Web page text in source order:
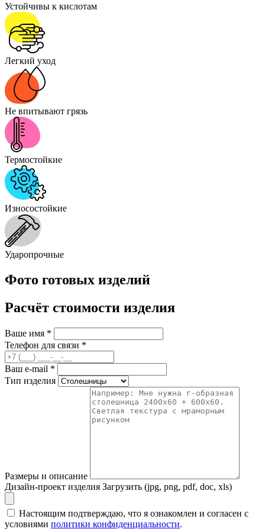
Устойчивы к кислотам
Легкий уход
Не впитывают грязь
Термостойкие
Износостойкие
Ударопрочные
Фото готовых изделий
Расчёт стоимости изделия
Ваше имя *
Телефон для связи *
Ваш e-mail *
Тип изделия
Размеры и описание
Дизайн-проект изделия Загрузить (jpg, png, pdf, doc, xls)
Настоящим подтверждаю, что я ознакомлен и согласен с
условиями политики конфиденциальности.